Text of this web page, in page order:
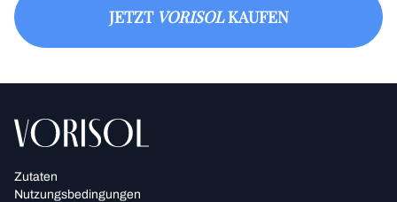
unterstützen.
langfristig eingenommen werden. Bei Fragen zur
beraten kann.
JETZT VORISOLKAUFEN
Zutaten
Nutzungsbedingungen